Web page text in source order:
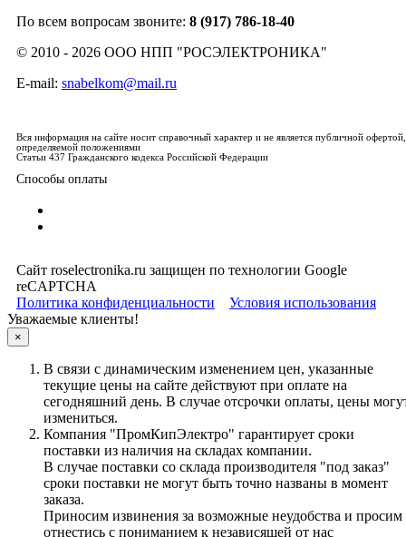
По всем вопросам звоните: 8 (917) 786-18-40
© 2010 - 2026 ООО НПП "РОСЭЛЕКТРОНИКА"
E-mail: snabelkom@mail.ru
Вся информация на сайте носит справочный характер и не является публичной офертой,
определяемой положениями
Статьи 437 Гражданского кодекса Российской Федерации
Способы оплаты
Сайт roselectronika.ru защищен по технологии Google
reCAPTCHA
Политика конфиденциальности
Условия использования
Уважаемые клиенты!
×
В связи с динамическим изменением цен, указанные
текущие цены на сайте действуют при оплате на
сегодняшний день. В случае отсрочки оплаты, цены
измениться.
Компания "ПромКипЭлектро" гарантирует сроки
поставки из наличия на складах компании.
В случае поставки со склада производителя "под заказ"
сроки поставки не могут быть точно названы в момент
заказа.
Приносим извинения за возможные неудобства и просим
отнестись с пониманием к независящей от нас